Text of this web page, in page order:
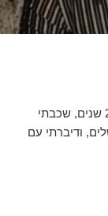
בשעה הזו, אמצע הלילה שעון ישראל, לפני 25 שנים, שכבתי
ודיברתי עם